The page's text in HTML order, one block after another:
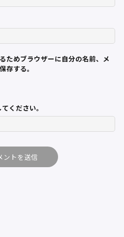
ためブラウザーに自分の名前、メ
存する。
ください。